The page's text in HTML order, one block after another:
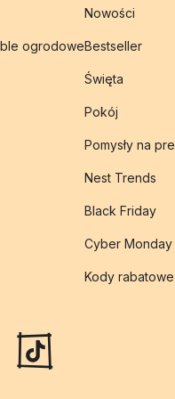
ogrodowe
Nowości
Bestseller
Święta
Pokój
Pomysły na
Nest Trends
Black Friday
Cyber Monday
Kody rabatowe